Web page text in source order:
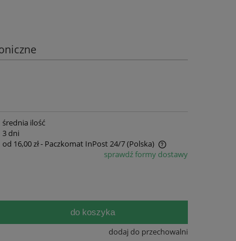
średnia ilość
3 dni
od 16,00 zł- Paczkomat InPost 24/7(Polska)
sprawdź formy dostawy
do koszyka
dodaj do przechowalni